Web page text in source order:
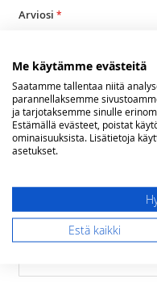
Arviosi
1
star
2
stars
3
stars
4
stars
5
stars
Nimimerkki
Yhteenveto
Me käytämme evästeitä
Saatamme tallentaa niitä
parannellaksemme
ja tarjotaksemme sinulle
Estämällä evästeet, poistat
ominaisuuksista. Lisätietoja
asetukset.
Estä kaikki